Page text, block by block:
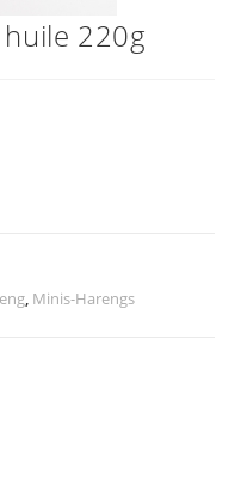
220g
, Minis-Harengs